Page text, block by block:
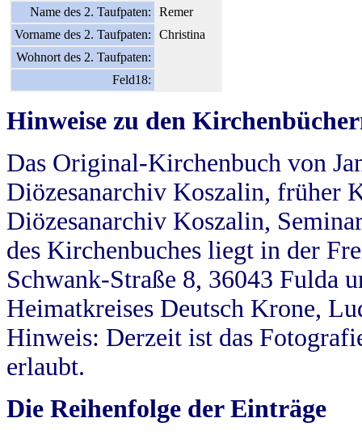
Name des 2. Taufpaten:
Remer
Vorname des 2. Taufpaten:
Christina
Wohnort des 2. Taufpaten:
Feld18:
Hinweise zu den
Das Original-Kirchenbuch von
Diözesanarchiv Koszalin, früher
Diözesanarchiv Koszalin,
des Kirchenbuches liegt in der
Schwank-Straße 8, 36043 Fulda
Heimatkreises Deutsch Krone,
Hinweis: Derzeit ist das
erlaubt.
Die Reihenfolge der Einträge